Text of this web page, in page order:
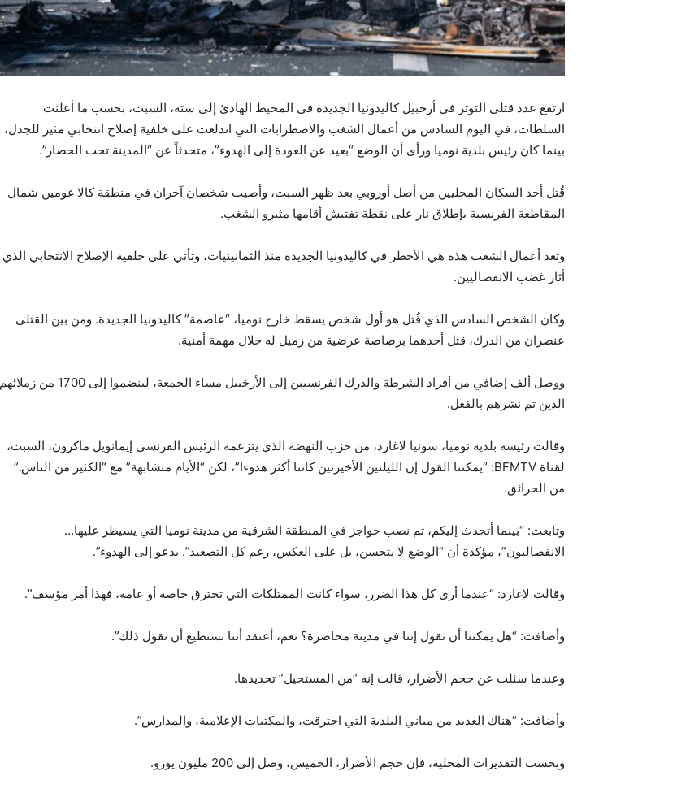
ارتفع عدد قتلى التوتر في أرخبيل كاليدونيا الجديدة في المحيط الهادئ إلى ستة، السبت، بحسب ما أعلنت
السلطات، في اليوم السادس من أعمال الشغب والاضطرابات التي اندلعت على خلفية إصلاح انتخابي مثير للجدل،
بينما كان رئيس بلدية نوميا ورأى أن الوضع “بعيد عن العودة إلى الهدوء”، متحدثاً عن “المدينة تحت الحصار”.
قُتل أحد السكان المحليين من أصل أوروبي بعد ظهر السبت، وأصيب شخصان آخران في منطقة كالا غومين شمال
المقاطعة الفرنسية بإطلاق نار على نقطة تفتيش أقامها مثيرو الشغب.
وتعد أعمال الشغب هذه هي الأخطر في كاليدونيا الجديدة منذ الثمانينيات، وتأتي على خلفية الإصلاح الانتخابي الذي
أثار غضب الانفصاليين.
وكان الشخص السادس الذي قُتل هو أول شخص يسقط خارج نوميا، “عاصمة” كاليدونيا الجديدة. ومن بين القتلى
عنصران من الدرك، قتل أحدهما برصاصة عرضية من زميل له خلال مهمة أمنية.
ووصل ألف إضافي من أفراد الشرطة والدرك الفرنسيين إلى الأرخبيل مساء الجمعة، لينضموا إلى 1700 من زملائهم
الذين تم نشرهم بالفعل.
وقالت رئيسة بلدية نوميا، سونيا لاغارد، من حزب النهضة الذي يتزعمه الرئيس الفرنسي إيمانويل ماكرون، السبت،
لقناة BFMTV: “يمكننا القول إن الليلتين الأخيرتين كانتا أكثر هدوءا”، لكن “الأيام متشابهة” مع “الكثير من الناس.”
من الحرائق.
وتابعت: “بينما أتحدث إليكم، تم نصب حواجز في المنطقة الشرقية من مدينة نوميا التي يسيطر عليها…
الانفصاليون”، مؤكدة أن “الوضع لا يتحسن، بل على العكس، رغم كل التصعيد”. يدعو إلى الهدوء”.
وقالت لاغارد: “عندما أرى كل هذا الضرر، سواء كانت الممتلكات التي تحترق خاصة أو عامة، فهذا أمر مؤسف”.
وأضافت: “هل يمكننا أن نقول إننا في مدينة محاصرة؟ نعم، أعتقد أننا نستطيع أن نقول ذلك”.
وعندما سئلت عن حجم الأضرار، قالت إنه “من المستحيل” تحديدها.
وأضافت: “هناك العديد من مباني البلدية التي احترقت، والمكتبات الإعلامية، والمدارس”.
وبحسب التقديرات المحلية، فإن حجم الأضرار، الخميس، وصل إلى 200 مليون يورو.